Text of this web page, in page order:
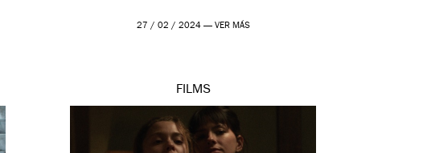
27 / 02 / 2024 — VER MÁS
FILMS